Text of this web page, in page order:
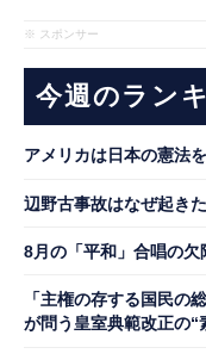
※ スポンサー
今週のラン
アメリカは日本の憲法
辺野古事故はなぜ起きた
8月の「平和」合唱の欠
「主権の存する国民
が問う皇室典範改正の“